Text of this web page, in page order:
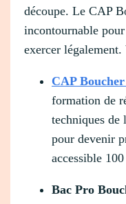
découpe. Le CAP
incontournable
exercer
CAP
formation de
techniques de
pour devenir
accessible
Bac Pro